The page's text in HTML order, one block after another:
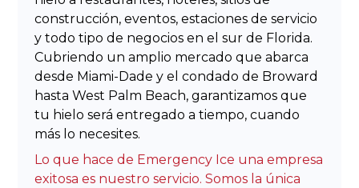
construcción, eventos, estaciones de servicio
y todo tipo de negocios en el sur de Florida.
Cubriendo un amplio mercado que abarca
desde Miami-Dade y el condado de Broward
hasta West Palm Beach, garantizamos que
tu hielo será entregado a tiempo, cuando
más lo necesites.
Lo que hace de Emergency Ice una empresa
exitosa es nuestro servicio. Somos la única